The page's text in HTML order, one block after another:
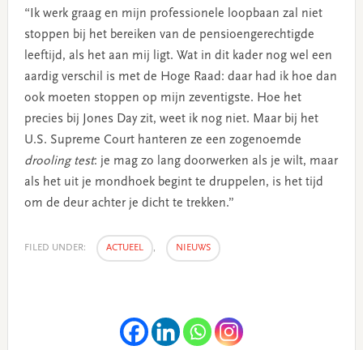
“Ik werk graag en mijn professionele loopbaan zal niet
stoppen bij het bereiken van de pensioengerechtigde
leeftijd, als het aan mij ligt. Wat in dit kader nog wel een
aardig verschil is met de Hoge Raad: daar had ik hoe dan
ook moeten stoppen op mijn zeventigste. Hoe het
precies bij Jones Day zit, weet ik nog niet. Maar bij het
U.S. Supreme Court hanteren ze een zogenoemde
drooling test: je mag zo lang doorwerken als je wilt, maar
als het uit je mondhoek begint te druppelen, is het tijd
om de deur achter je dicht te trekken.”
FILED UNDER: ACTUEEL , NIEUWS